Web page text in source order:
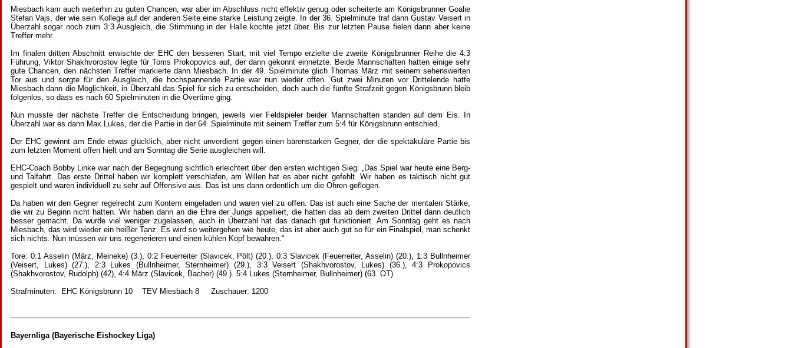
Miesbach kam auch weiterhin zu guten Chancen, war aber im Abschluss nicht effektiv genug oder scheiterte am Königsbrunner Goalie
Stefan Vajs, der wie sein Kollege auf der anderen Seite eine starke Leistung zeigte. In der 36. Spielminute traf dann Gustav Veisert in
Überzahl sogar noch zum 3:3 Ausgleich, die Stimmung in der Halle kochte jetzt über. Bis zur letzten Pause fielen dann aber keine
Treffer mehr.
Im finalen dritten Abschnitt erwischte der EHC den besseren Start, mit viel Tempo erzielte die zweite Königsbrunner Reihe die 4:3
Führung, Viktor Shakhvorostov legte für Toms Prokopovics auf, der dann gekonnt einnetzte. Beide Mannschaften hatten einige sehr
gute Chancen, den nächsten Treffer markierte dann Miesbach. In der 49. Spielminute glich Thomas März mit seinem sehenswerten
Tor aus und sorgte für den Ausgleich, die hochspannende Partie war nun wieder offen. Gut zwei Minuten vor Drittelende hatte
Miesbach dann die Möglichkeit, in Überzahl das Spiel für sich zu entscheiden, doch auch die fünfte Strafzeit gegen Königsbrunn bleib
folgenlos, so dass es nach 60 Spielminuten in die Overtime ging.
Nun musste der nächste Treffer die Entscheidung bringen, jeweils vier Feldspieler beider Mannschaften standen auf dem Eis. In
Überzahl war es dann Max Lukes, der die Partie in der 64. Spielminute mit seinem Treffer zum 5:4 für Königsbrunn entschied.
Der EHC gewinnt am Ende etwas glücklich, aber nicht unverdient gegen einen bärenstarken Gegner, der die spektakuläre Partie bis
zum letzten Moment offen hielt und am Sonntag die Serie ausgleichen will.
EHC-Coach Bobby Linke war nach der Begegnung sichtlich erleichtert über den ersten wichtigen Sieg: „Das Spiel war heute eine Berg-
und Talfahrt. Das erste Drittel haben wir komplett verschlafen, am Willen hat es aber nicht gefehlt. Wir haben es taktisch nicht gut
gespielt und waren individuell zu sehr auf Offensive aus. Das ist uns dann ordentlich um die Ohren geflogen.
Da haben wir den Gegner regelrecht zum Kontern eingeladen und waren viel zu offen. Das ist auch eine Sache der mentalen Stärke,
die wir zu Beginn nicht hatten. Wir haben dann an die Ehre der Jungs appelliert, die hatten das ab dem zweiten Drittel dann deutlich
besser gemacht. Da wurde viel weniger zugelassen, auch in Überzahl hat das danach gut funktioniert. Am Sonntag geht es nach
Miesbach, das wird wieder ein heißer Tanz. Es wird so weitergehen wie heute, das ist aber auch gut so für ein Finalspiel, man schenkt
sich nichts. Nun müssen wir uns regenerieren und einen kühlen Kopf bewahren.“
Tore: 0:1 Asselin (März, Meineke) (3.), 0:2 Feuerreiter (Slavicek, Pölt) (20.), 0:3 Slavicek (Feuerreiter, Asselin) (20.), 1:3 Bullnheimer
(Veisert, Lukes) (27.), 2:3 Lukes (Bullnheimer, Sternheimer) (29.), 3:3 Veisert (Shakhvorostov, Lukes) (36.), 4:3 Prokopovics
(Shakhvorostov, Rudolph) (42), 4:4 März (Slavicek, Bacher) (49.). 5:4 Lukes (Sternheimer, Bullnheimer) (63. OT)
Strafminuten: EHC Königsbrunn 10 TEV Miesbach 8 Zuschauer: 1200
Bayernliga (Bayerische Eishockey Liga)